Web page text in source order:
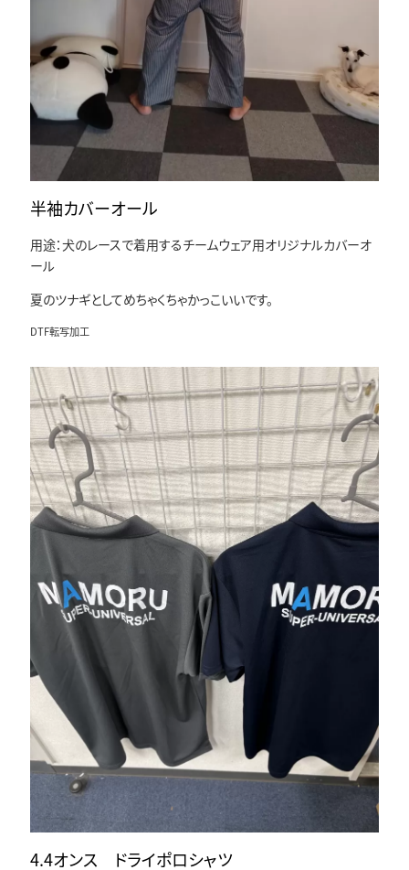
半袖カバーオール
用途：犬のレースで着用するチームウェア用オリジナルカバーオ
ール
夏のツナギとしてめちゃくちゃかっこいいです。
DTF転写加工
4.4オンス ドライポロシャツ